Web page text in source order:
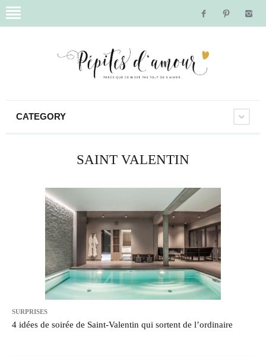
CATEGORY
SAINT VALENTIN
SURPRISES
4 idées de soirée de Saint-Valentin qui sortent de l’ordinaire